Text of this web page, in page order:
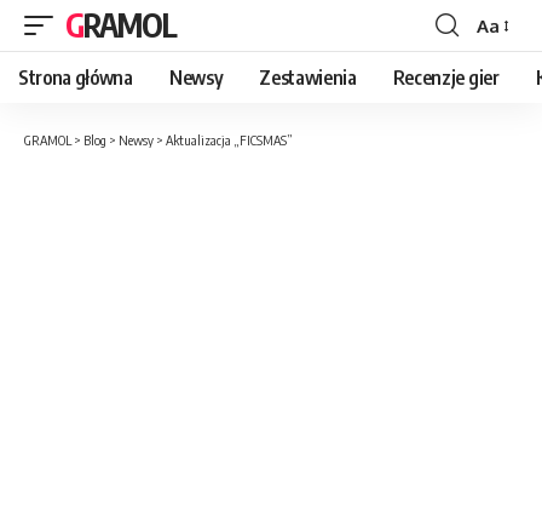
GRAMOL Aa
Strona główna Newsy Zestawienia Recenzje gier
GRAMOL > Blog > Newsy > Aktualizacja „FICSMAS”